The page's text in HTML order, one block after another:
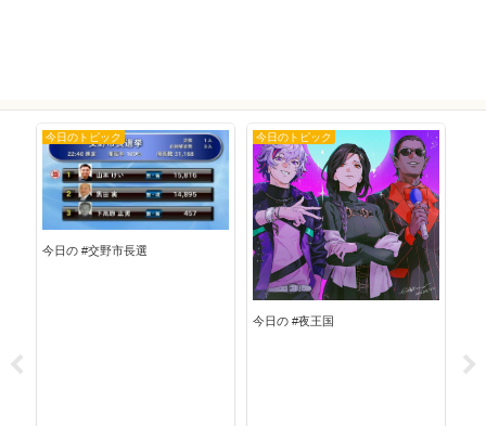
今日のトピック
今日の #交野市長選
今日のトピック
今日の #夜王国